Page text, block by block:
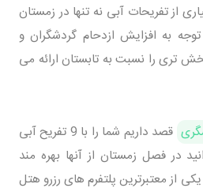
از تفریحات آبی نه تنها در زمستان
به افزایش ازدحام گردشگران و
تری را نسبت به تابستان ارائه می
قصد داریم شما را با 9 تفریح آبی
در فصل زمستان از آنها بهره مند
از معتبرترین پلتفرم های رزرو هتل